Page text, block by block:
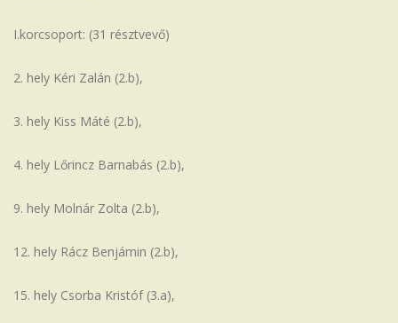
I.korcsoport: (31 résztvevő)
2. hely Kéri Zalán (2.b),
3. hely Kiss Máté (2.b),
4. hely Lőrincz Barnabás (2.b),
9. hely Molnár Zolta (2.b),
12. hely Rácz Benjámin (2.b),
15. hely Csorba Kristóf (3.a),